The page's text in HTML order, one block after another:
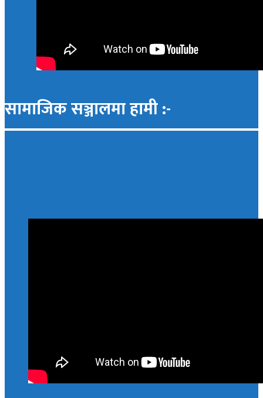
सामाजिक सञ्जालमा हामी :-